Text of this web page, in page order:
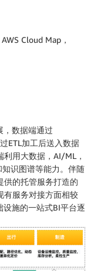
Cloud Map，
，数据端通过
ETL加工后送入数据
用大数据，AI/ML，
识图谱等能力。伴随
供的托管服务打造的
有服务对接方面相较
施的一站式BI平台逐